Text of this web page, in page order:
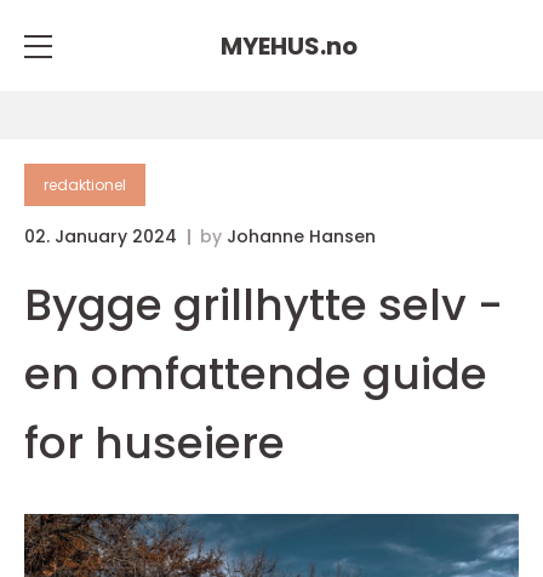
MYEHUS.no
redaktionel
02. January 2024 by Johanne Hansen
Bygge grillhytte selv -
en omfattende guide
for huseiere